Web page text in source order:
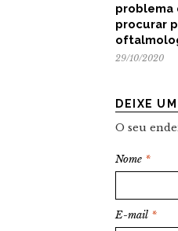
problema
procurar
29/10/2020
DEIXE
O seu
Nome *
E-mail *